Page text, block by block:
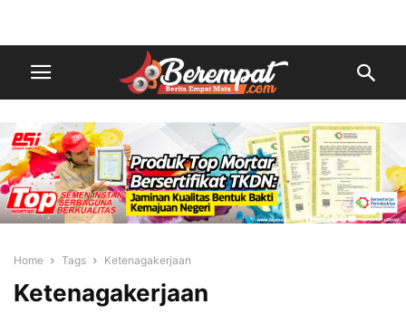
Home Tags Ketenagakerjaan
Ketenagakerjaan